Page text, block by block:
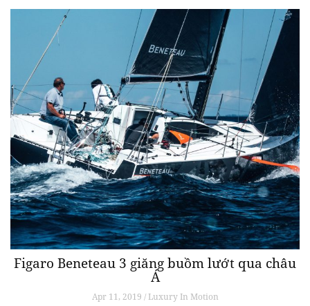
Figaro Beneteau 3 giăng buồm lướt qua châu
Á
Apr 11, 2019 / Luxury In Motion